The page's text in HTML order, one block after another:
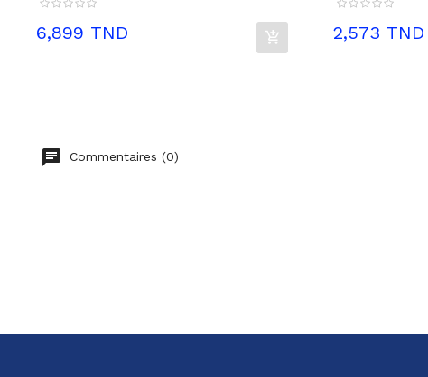
Prix
6,899 TND Prix
2,573 TND
Commentaires (0)